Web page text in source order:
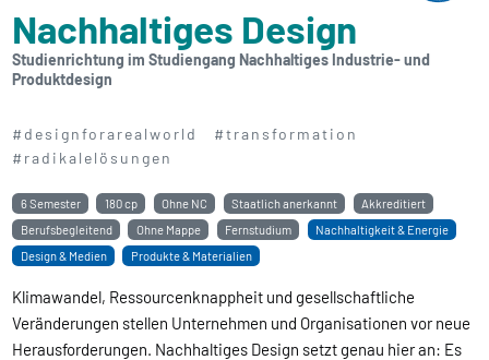
Nachhaltiges Design
Studienrichtung im Studiengang Nachhaltiges Industrie- und
Produktdesign
#designforarealworld
#transformation
#radikalelösungen
6 Semester 180 cp Ohne NC Staatlich anerkannt
Akkreditiert
Berufsbegleitend
Ohne Mappe Fernstudium
Nachhaltigkeit & Energie
Design & Medien
Produkte & Materialien
Klimawandel, Ressourcenknappheit und gesellschaftliche
Veränderungen stellen Unternehmen und Organisationen vor neue
Herausforderungen. Nachhaltiges Design setzt genau hier an: Es